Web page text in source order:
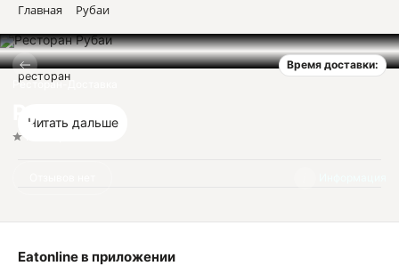
Вход / регистрация
Главная Рубаи
Время доставки:
Ресторан-Доставка
Рубаи
ресторан
Читать дальше
Eatonline в приложении